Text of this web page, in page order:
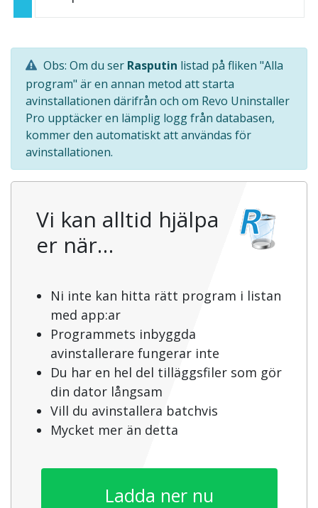
Obs: Om du ser Rasputin listad på fliken "Alla
program" är en annan metod att starta
avinstallationen därifrån och om Revo Uninstaller
Pro upptäcker en lämplig logg från databasen,
kommer den automatiskt att användas för
avinstallationen.
Vi kan alltid hjälpa
er när…
Ni inte kan hitta rätt program i listan
med app:ar
Programmets inbyggda
avinstallerare fungerar inte
Du har en hel del tilläggsfiler som gör
din dator långsam
Vill du avinstallera batchvis
Mycket mer än detta
Ladda ner nu